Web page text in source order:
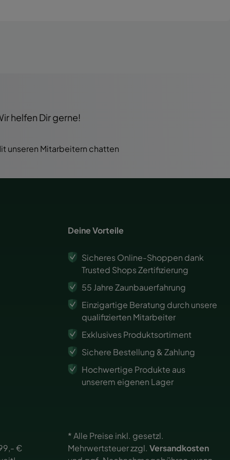
helfen Dir gerne!
unseren Mitarbeitern chatten
Deine Vorteile
Sicheres Online-Shoppen dank
Trusted Shops Zertifizierung
55 Jahre Zaunbauerfahrung
Einzigartige Beratung durch unsere
qualifizierten Mitarbeiter
Exklusives Produktsortiment
Sichere Bestellung & Zahlung
Hochwertige Produkte aus
unserem eigenen Lager
€
* Alle Preise inkl. gesetzl.
Mehrwertsteuer zzgl. Versandkosten